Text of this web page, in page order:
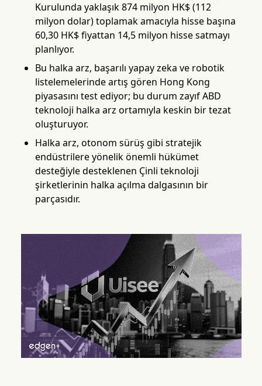
Kurulunda yaklaşık 874 milyon HK$ (112
milyon dolar) toplamak amacıyla hisse başına
60,30 HK$ fiyattan 14,5 milyon hisse satmayı
planlıyor.
Bu halka arz, başarılı yapay zeka ve robotik
listelemelerinde artış gören Hong Kong
piyasasını test ediyor; bu durum zayıf ABD
teknoloji halka arz ortamıyla keskin bir tezat
oluşturuyor.
Halka arz, otonom sürüş gibi stratejik
endüstrilere yönelik önemli hükümet
desteğiyle desteklenen Çinli teknoloji
şirketlerinin halka açılma dalgasının bir
parçasıdır.